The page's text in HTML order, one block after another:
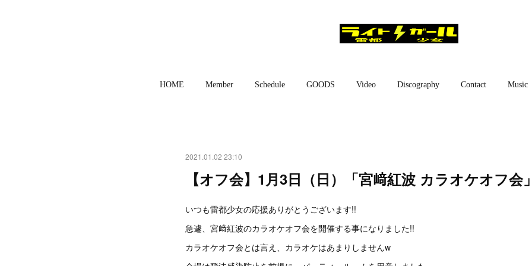
HOME Member Schedule GOODS Video Discography Contact Music
2021.01.02 23:10
【オフ会】1月3日（日）「宮﨑紅波 カラオケオフ会」
いつも雷都少女の応援ありがとうございます!!
急遽、宮﨑紅波のカラオケオフ会を開催する事になりました!!
カラオケオフ会とは言え、カラオケはあまりしませんw